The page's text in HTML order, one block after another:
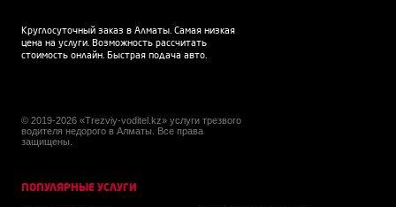
Круглосуточный заказ в Алматы. Самая низкая
цена на услуги. Возможность рассчитать
стоимость онлайн. Быстрая подача авто.
© 2019-2026 «Trezviy-voditel.kz» услуги трезвого
водителя недорого в Алматы. Все права
защищены.
ПОПУЛЯРНЫЕ УСЛУГИ